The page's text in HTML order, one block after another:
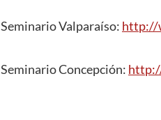
Seminario Valparaíso: http://
Seminario Concepción: